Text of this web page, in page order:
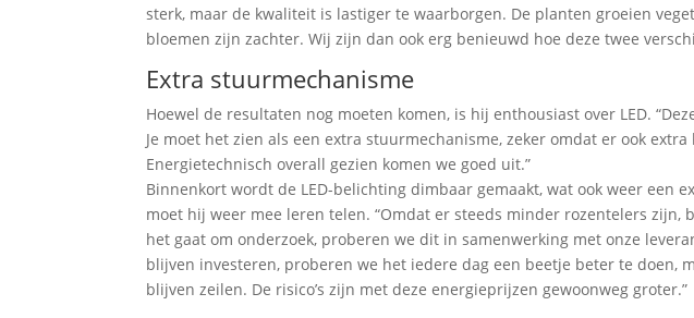
sterk, maar de kwaliteit is lastiger te waarborgen. De planten groeien
bloemen zijn zachter. Wij zijn dan ook erg benieuwd hoe deze twee
Extra stuurmechanisme
Hoewel de resultaten nog moeten komen, is hij enthousiast over LED.
Je moet het zien als een extra stuurmechanisme, zeker omdat er ook
Energietechnisch overall gezien komen we goed uit.”
Binnenkort wordt de LED-belichting dimbaar gemaakt, wat ook weer een
moet hij weer mee leren telen. “Omdat er steeds minder rozentelers zijn,
het gaat om onderzoek, proberen we dit in samenwerking met onze
blijven investeren, proberen we het iedere dag een beetje beter te doen,
blijven zeilen. De risico’s zijn met deze energieprijzen gewoonweg groter.”